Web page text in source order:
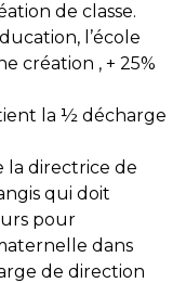
de classe.
l’école
création , + 25%
la ½ décharge
la directrice de
qui doit
pour
dans
de direction